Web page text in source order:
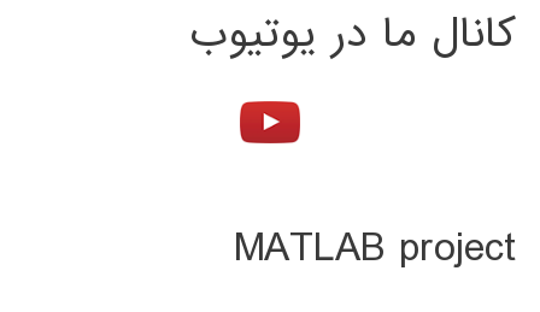
کانال ما در یوتیوب
MATLAB project